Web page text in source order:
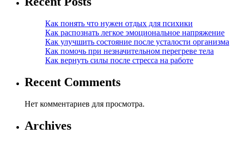
Как понять что нужен отдых для психики
Как распознать легкое эмоциональное напряжение
Как улучшить состояние после усталости организма
Как помочь при незначительном перегреве тела
Как вернуть силы после стресса на работе
Recent Comments
Нет комментариев для просмотра.
Archives